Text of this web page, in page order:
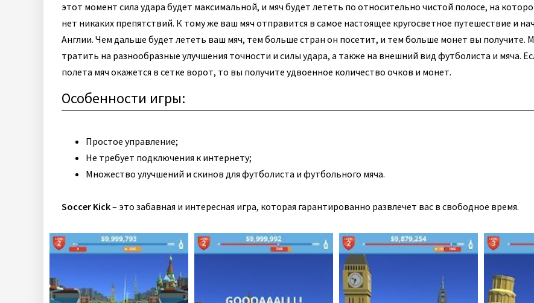
этот момент сила удара будет максимальной, и мяч будет лететь по относительно чистой полосе, на
нет никаких препятствий. К тому же ваш мяч отправится в самое настоящее кругосветное путешествие и
Англии. Чем дальше будет лететь ваш мяч, тем больше стран он посетит, и тем больше монет вы получите.
тратить на разнообразные улучшения точности и силы удара, а также на внешний вид футболиста и мяча.
полета мяч окажется в сетке ворот, то вы получите удвоенное количество очков и монет.
Особенности игры:
Простое управление;
Не требует подключения к интернету;
Множество улучшений и скинов для футболиста и футбольного мяча.
Soccer Kick– это забавная и интересная игра, которая гарантированно развлечет вас в свободное время.